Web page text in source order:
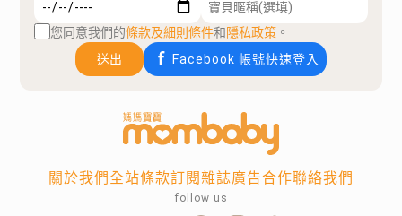
您同意我們的條款及細則條件和隱私政策 。
送出
Facebook 帳號快速登入
關於我們全站條款訂閱雜誌廣告合作聯絡我們
follow us